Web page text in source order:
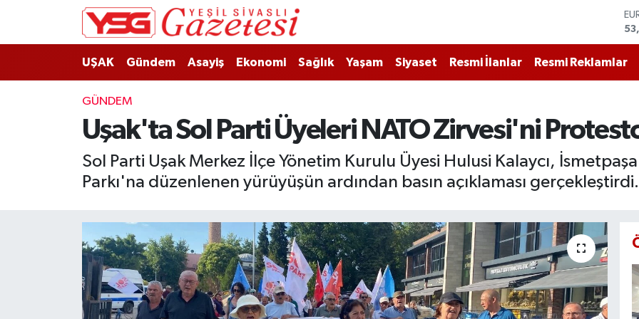
UŞAK Gündem Asayiş Ekonomi Sağlık Yaşam Siyaset Resmi İlanlar Resmi Reklamlar
GÜNDEM
Uşak'ta Sol Parti Üyeleri NATO Zirvesi'ni
Sol Parti Uşak Merkez İlçe Yönetim Kurulu Üyesi Hulusi Kalaycı,
Parkı'na düzenlenen yürüyüşün ardından basın açıklaması gerçekleştirdi.
Namaz Vakitleri
Trafik Durumu
Tüm Manşetler
Son Dakika Haberleri
Haber Arşivi